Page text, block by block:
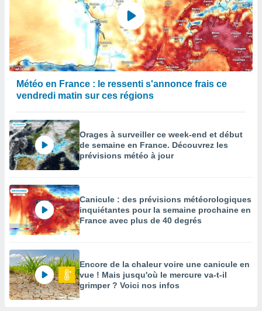
Météo en France : le ressenti s'annonce frais ce
vendredi matin sur ces régions
Orages à surveiller ce week-end et début
de semaine en France. Découvrez les
prévisions météo à jour
Canicule : des prévisions météorologiques
inquiétantes pour la semaine prochaine en
France avec plus de 40 degrés
Encore de la chaleur voire une canicule en
vue ! Mais jusqu'où le mercure va-t-il
grimper ? Voici nos infos